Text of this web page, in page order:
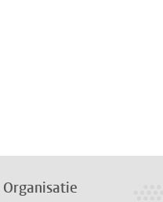
Organisatie